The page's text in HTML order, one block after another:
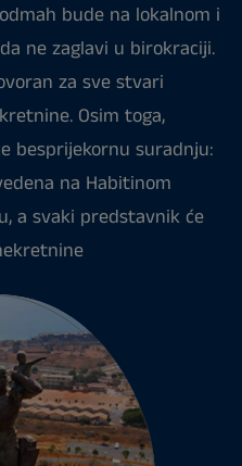
bude na lokalnom i
ne zaglavi u birokraciji.
za sve stvari
Osim toga,
besprijekornu suradnju:
na Habitinom
a svaki predstavnik će